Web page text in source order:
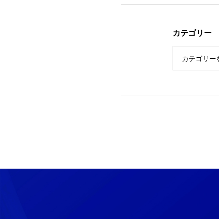
カテゴリー
カテゴリー